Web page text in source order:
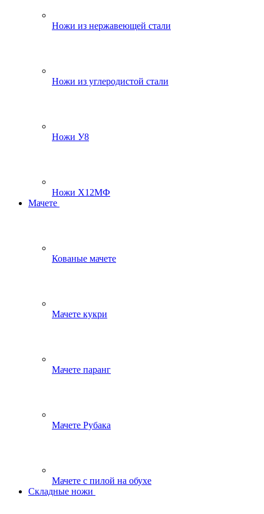
Ножи из нержавеющей стали
Ножи из углеродистой стали
Ножи У8
Ножи Х12МФ
Мачете
Кованые мачете
Мачете кукри
Мачете паранг
Мачете Рубака
Мачете с пилой на обухе
Складные ножи